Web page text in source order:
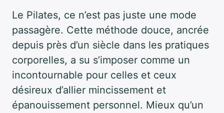
Le Pilates, ce n’est pas juste une mode
passagère. Cette méthode douce, ancrée
depuis près d’un siècle dans les pratiques
corporelles, a su s’imposer comme un
incontournable pour celles et ceux
désireux d’allier mincissement et
épanouissement personnel. Mieux qu’un